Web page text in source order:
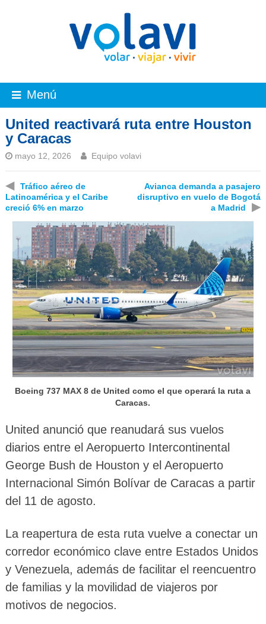
Menú
United reactivará ruta entre Houston
y Caracas
mayo 12, 2026 Equipo volavi
◀
Tráfico aéreo de
Latinoamérica y el Caribe
creció 6% en marzo
Avianca demanda a pasajero
disruptivo en vuelo de Bogotá
a Madrid
▶
Boeing 737 MAX 8 de United como el que operará la ruta a
Caracas.
United anunció que reanudará sus vuelos
diarios entre el Aeropuerto Intercontinental
George Bush de Houston y el Aeropuerto
Internacional Simón Bolívar de Caracas a partir
del 11 de agosto.
La reapertura de esta ruta vuelve a conectar un
corredor económico clave entre Estados Unidos
y Venezuela, además de facilitar el reencuentro
de familias y la movilidad de viajeros por
motivos de negocios.